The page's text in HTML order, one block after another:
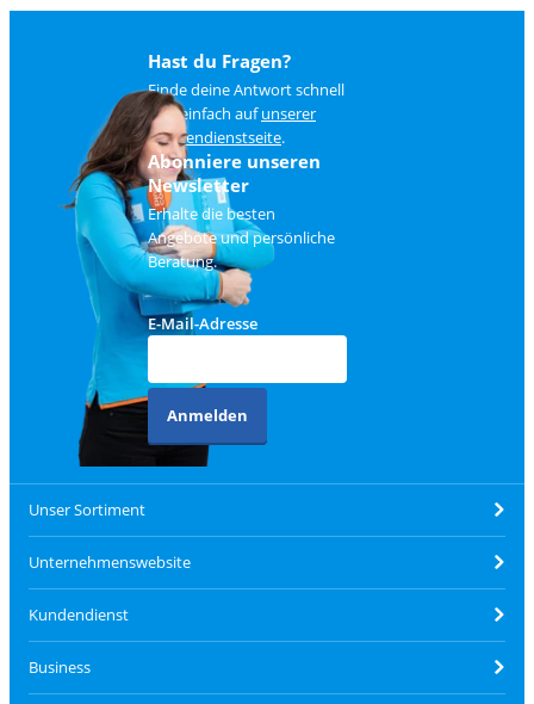
Hast du Fragen?
Finde deine Antwort schnell
und einfach aufunserer
Kundendienstseite.
Abonniere unseren
Newsletter
Erhalte die besten
Angebote und persönliche
Beratung.
E-Mail-Adresse
Anmelden
Unser Sortiment
Unternehmenswebsite
Kundendienst
Business